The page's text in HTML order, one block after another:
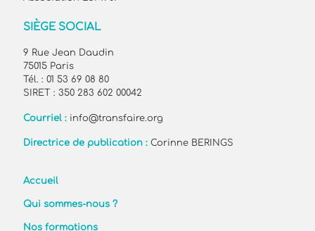
SIÈGE SOCIAL
9 Rue Jean Daudin
75015 Paris
Tél. : 01 53 69 08 80
SIRET : 350 283 602 00042
Courriel : info@transfaire.org
Directrice de publication :Corinne BERINGS
Accueil
Qui sommes-nous ?
Nos formations